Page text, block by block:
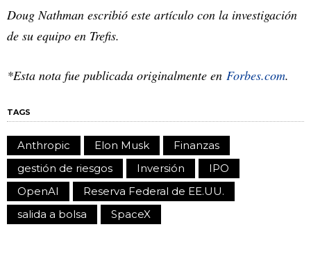
Doug Nathman escribió este artículo con la investigación
de su equipo en Trefis.
*Esta nota fue publicada originalmente en Forbes.com.
TAGS
Anthropic Elon Musk
Finanzas
gestión de riesgos
Inversión
IPO
OpenAI
Reserva Federal de EE.UU.
salida a bolsa
SpaceX